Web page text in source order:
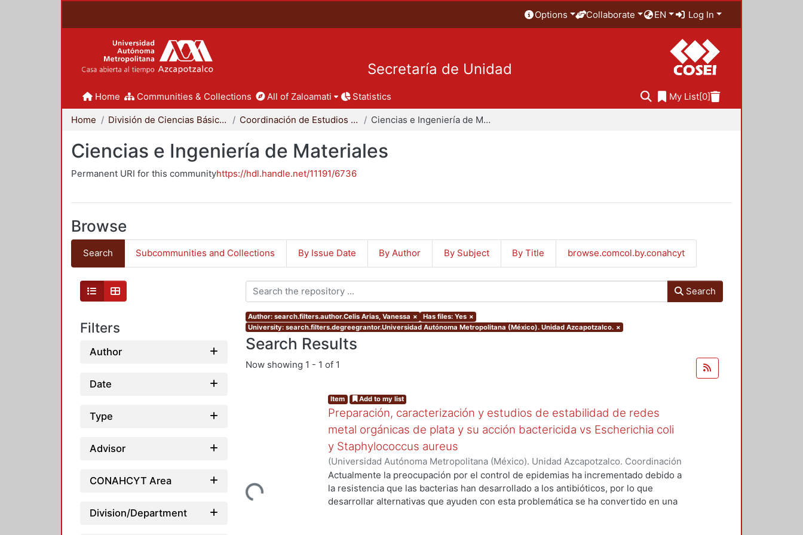
Options Collaborate EN Log In
Secretaría de Unidad
Home Communities & Collections All of Zaloamati Statistics My List[0]
Home División de Ciencias Básicas e Ingeniería Coordinación de Estudios de Posgrado - CBI Ciencias e Ingeniería de Materiales
Ciencias e Ingeniería de Materiales
Permanent URI for this communityhttps://hdl.handle.net/11191/6736
Browse
Search Subcommunities and Collections By Issue Date By Author By Subject By Title browse.comcol.by.conahcyt
Filters
Author
Date
Type
Advisor
CONAHCYT Area
Division/Department
Search
Author: search.filters.author.Celis Arias, Vanessa × Has files: Yes ×
University: search.filters.degreegrantor.Universidad Autónoma Metropolitana (México). Unidad Azcapotzalco. ×
Search Results
Now showing 1 - 1 of 1
Loading...
Item Add to my list
Preparación, caracterización y estudios de estabilidad de redes
metal orgánicas de plata y su acción bactericida vs Escherichia coli
y Staphylococcus aureus
(Universidad Autónoma Metropolitana (México). Unidad Azcapotzalco. Coordinación
de Servicios de Información., 2019-06)Celis Arias, Vanessa
Actualmente la preocupación por el control de epidemias ha incrementado debido a
la resistencia que las bacterias han desarrollado a los antibióticos, por lo que
desarrollar alternativas que ayuden con esta problemática se ha convertido en una